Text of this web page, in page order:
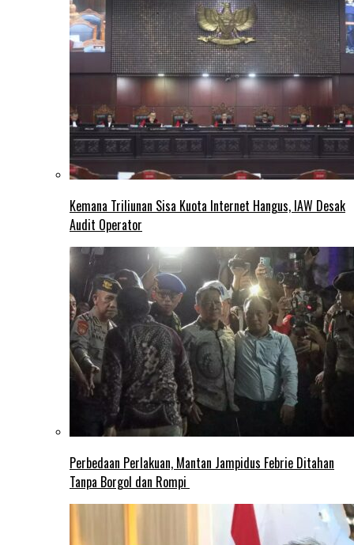
Kemana Triliunan Sisa Kuota Internet Hangus, IAW Desak
Audit Operator
Perbedaan Perlakuan, Mantan Jampidus Febrie Ditahan
Tanpa Borgol dan Rompi